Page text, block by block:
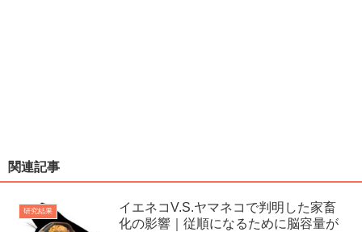
関連記事
研究結果
イエネコV.S.ヤマネコで判明した家畜
化の影響｜従順になるために脳容量が